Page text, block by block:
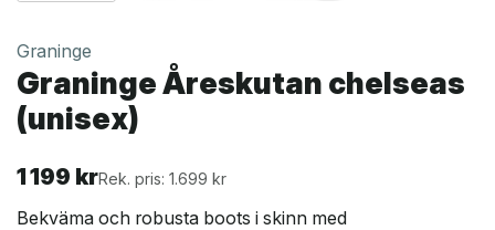
Graninge
Graninge Åreskutan chelseas
(unisex)
1 199 krRek. pris: 1.699 kr
Bekväma och robusta boots i skinn med